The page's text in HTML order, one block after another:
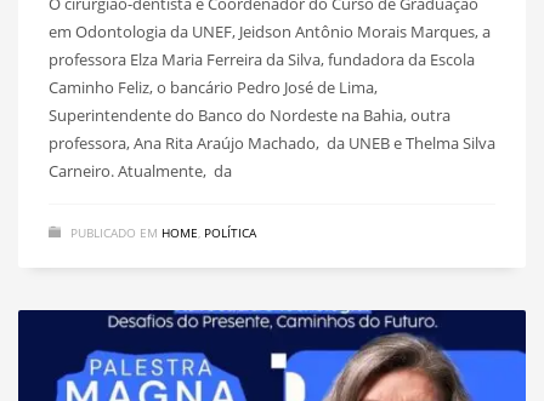
em Odontologia da UNEF, Jeidson Antônio Morais Marques, a
professora Elza Maria Ferreira da Silva, fundadora da Escola
Caminho Feliz, o bancário Pedro José de Lima,
Superintendente do Banco do Nordeste na Bahia, outra
professora, Ana Rita Araújo Machado, da UNEB e Thelma Silva
Carneiro. Atualmente, da
PUBLICADO EM HOME, POLÍTICA